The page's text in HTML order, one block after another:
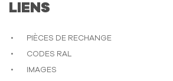
LIENS
PIÈCES DE RECHANGE
CODES RAL
IMAGES